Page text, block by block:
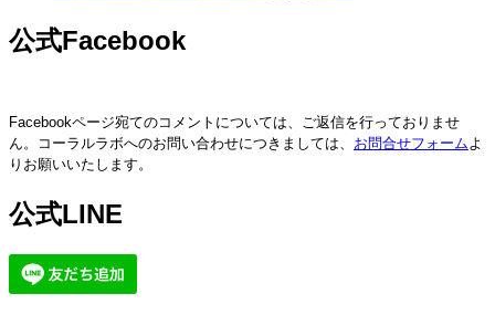
公式Facebook
Facebookページ宛てのコメントについては、ご返信を行っておりませ
ん。コーラルラボへのお問い合わせにつきましては、 お問合せフォームよ
りお願いいたします。
公式LINE